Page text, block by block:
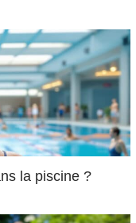
la piscine ?